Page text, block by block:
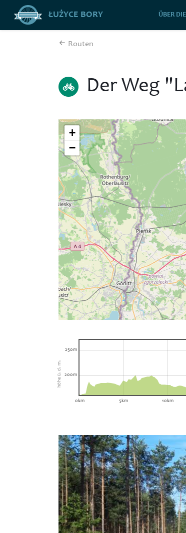
ŁUŻYCE BORY ÜBER
Routen
Der Weg
+
−
höhe ü. d. m.
0km 5km 10km
200m
250m